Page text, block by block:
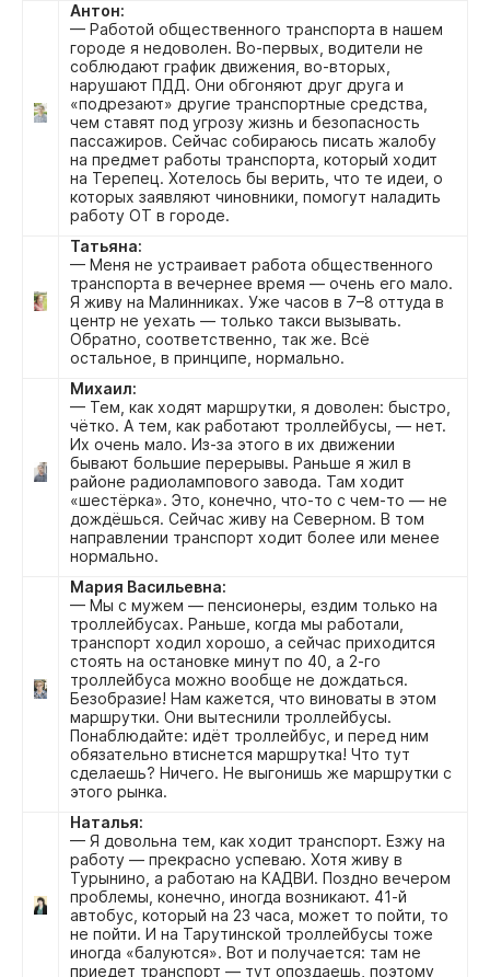
Антон:
— Работой общественного транспорта в нашем
городе я недоволен. Во-первых, водители не
соблюдают график движения, во‑вторых,
нарушают ПДД. Они обгоняют друг друга и
«подрезают» другие транспортные средства,
чем ставят под угрозу жизнь и безопасность
пассажиров. Сейчас собираюсь писать жалобу
на предмет работы транспорта, который ходит
на Терепец. Хотелось бы верить, что те идеи, о
которых заявляют чиновники, помогут наладить
работу ОТ в городе.
Татьяна:
— Меня не устраивает работа общественного
транспорта в вечернее время — очень его мало.
Я живу на Малинниках. Уже часов в 7–8 оттуда в
центр не уехать — только такси вызывать.
Обратно, соответственно, так же. Всё
остальное, в принципе, нормально.
Михаил:
— Тем, как ходят маршрутки, я доволен: быстро,
чётко. А тем, как работают троллейбусы, — нет.
Их очень мало. Из-за этого в их движении
бывают большие перерывы. Раньше я жил в
районе радиолампового завода. Там ходит
«шестёрка». Это, конечно, что-то с чем-то — не
дождёшься. Сейчас живу на Северном. В том
направлении транспорт ходит более или менее
нормально.
Мария Васильевна:
— Мы с мужем — пенсионеры, ездим только на
троллейбусах. Раньше, когда мы работали,
транспорт ходил хорошо, а сейчас приходится
стоять на остановке минут по 40, а 2-го
троллейбуса можно вообще не дождаться.
Безобразие! Нам кажется, что виноваты в этом
маршрутки. Они вытеснили троллейбусы.
Понаблюдайте: идёт троллейбус, и перед ним
обязательно втиснется маршрутка! Что тут
сделаешь? Ничего. Не выгонишь же маршрутки с
этого рынка.
Наталья:
— Я довольна тем, как ходит транспорт. Езжу на
работу — прекрасно успеваю. Хотя живу в
Турынино, а работаю на КАДВИ. Поздно вечером
проблемы, конечно, иногда возникают. 41-й
автобус, который на 23 часа, может то пойти, то
не пойти. И на Тарутинской троллейбусы тоже
иногда «балуются». Вот и получается: там не
приедет транспорт — тут опоздаешь, поэтому